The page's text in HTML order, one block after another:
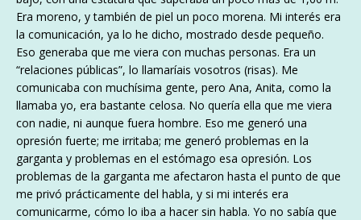
Era moreno, y también de piel un poco morena. Mi interés era
la comunicación, ya lo he dicho, mostrado desde pequeño.
Eso generaba que me viera con muchas personas. Era un
“relaciones públicas”, lo llamaríais vosotros (risas). Me
comunicaba con muchísima gente, pero Ana, Anita, como la
llamaba yo, era bastante celosa. No quería ella que me viera
con nadie, ni aunque fuera hombre. Eso me generó una
opresión fuerte; me irritaba; me generó problemas en la
garganta y problemas en el estómago esa opresión. Los
problemas de la garganta me afectaron hasta el punto de que
me privó prácticamente del habla, y si mi interés era
comunicarme, cómo lo iba a hacer sin habla. Yo no sabía que